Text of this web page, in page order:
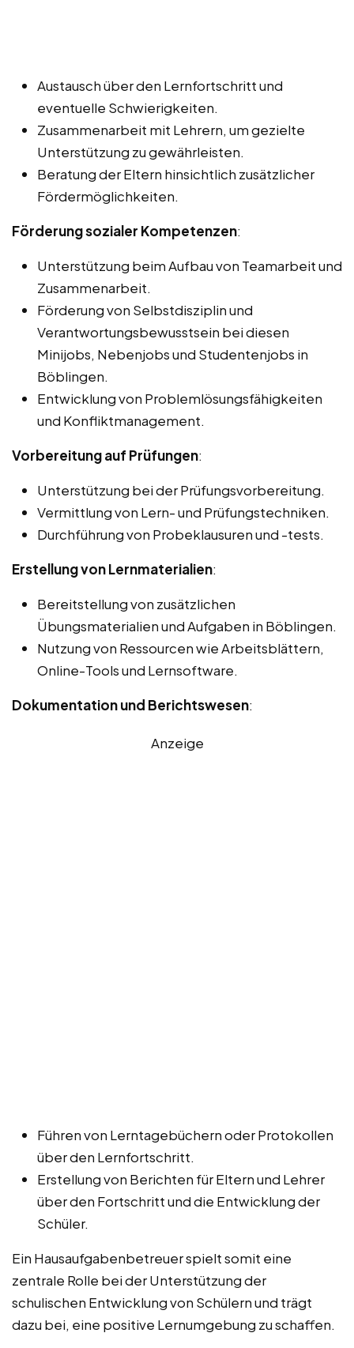
Austausch über den Lernfortschritt und
eventuelle Schwierigkeiten.
Zusammenarbeit mit Lehrern, um gezielte
Unterstützung zu gewährleisten.
Beratung der Eltern hinsichtlich zusätzlicher
Fördermöglichkeiten.
Förderung sozialer Kompetenzen:
Unterstützung beim Aufbau von Teamarbeit und
Zusammenarbeit.
Förderung von Selbstdisziplin und
Verantwortungsbewusstsein bei diesen
Minijobs, Nebenjobs und Studentenjobs in
Böblingen.
Entwicklung von Problemlösungsfähigkeiten
und Konfliktmanagement.
Vorbereitung auf Prüfungen:
Unterstützung bei der Prüfungsvorbereitung.
Vermittlung von Lern- und Prüfungstechniken.
Durchführung von Probeklausuren und -tests.
Erstellung von Lernmaterialien:
Bereitstellung von zusätzlichen
Übungsmaterialien und Aufgaben in Böblingen.
Nutzung von Ressourcen wie Arbeitsblättern,
Online-Tools und Lernsoftware.
Dokumentation und Berichtswesen:
Anzeige
Führen von Lerntagebüchern oder Protokollen
über den Lernfortschritt.
Erstellung von Berichten für Eltern und Lehrer
über den Fortschritt und die Entwicklung der
Schüler.
Ein Hausaufgabenbetreuer spielt somit eine
zentrale Rolle bei der Unterstützung der
schulischen Entwicklung von Schülern und trägt
dazu bei, eine positive Lernumgebung zu schaffen.